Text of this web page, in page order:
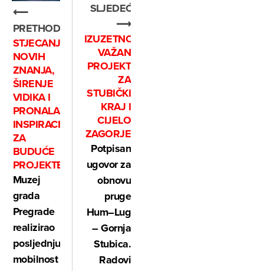
⟵
PRETHODNO
STJECANJE
NOVIH
ZNANJA,
ŠIRENJE
VIDIKA I
PRONALAŽENJE
INSPIRACIJE
ZA
BUDUĆE
PROJEKTE
Muzej
grada
Pregrade
realizirao
posljednju
mobilnost
SLJEDEĆE
⟶
IZUZETNO
VAŽAN
PROJEKT
ZA
STUBIČKI
KRAJ I
CIJELO
ZAGORJE
Potpisan
ugovor za
obnovu
pruge
Hum–Lug
– Gornja
Stubica.
Radovi